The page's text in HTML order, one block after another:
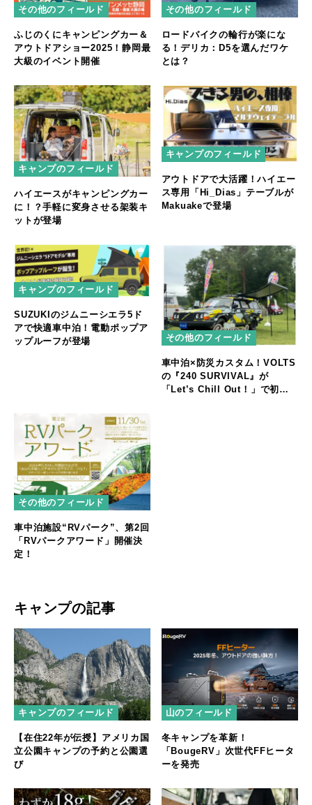
その他のフィールド
ふじのくにキャンピングカー＆
アウトドアショー2025！静岡最
大級のイベント開催
その他のフィールド
ロードバイクの輪行が楽にな
る！デリカ：D5を選んだワケ
とは？
キャンプのフィールド
ハイエースがキャンピングカー
に！？手軽に変身させる架装キ
ットが登場
キャンプのフィールド
アウトドアで大活躍！ハイエー
ス専用「Hi_Dias」テーブルが
Makuakeで登場
キャンプのフィールド
SUZUKIのジムニーシエラ5ド
アで快適車中泊！電動ポップア
ップルーフが登場
その他のフィールド
車中泊×防災カスタム！VOLTS
の『240 SURVIVAL』が
「Let’s Chill Out！」で初公
その他のフィールド
車中泊施設“RVパーク”、第2回
「RVパークアワード」開催決
定！
キャンプの記事
キャンプのフィールド
【在住22年が伝授】アメリカ国
立公園キャンプの予約と公園選
び
山のフィールド
冬キャンプを革新！
「BougeRV」次世代FFヒータ
ーを発売